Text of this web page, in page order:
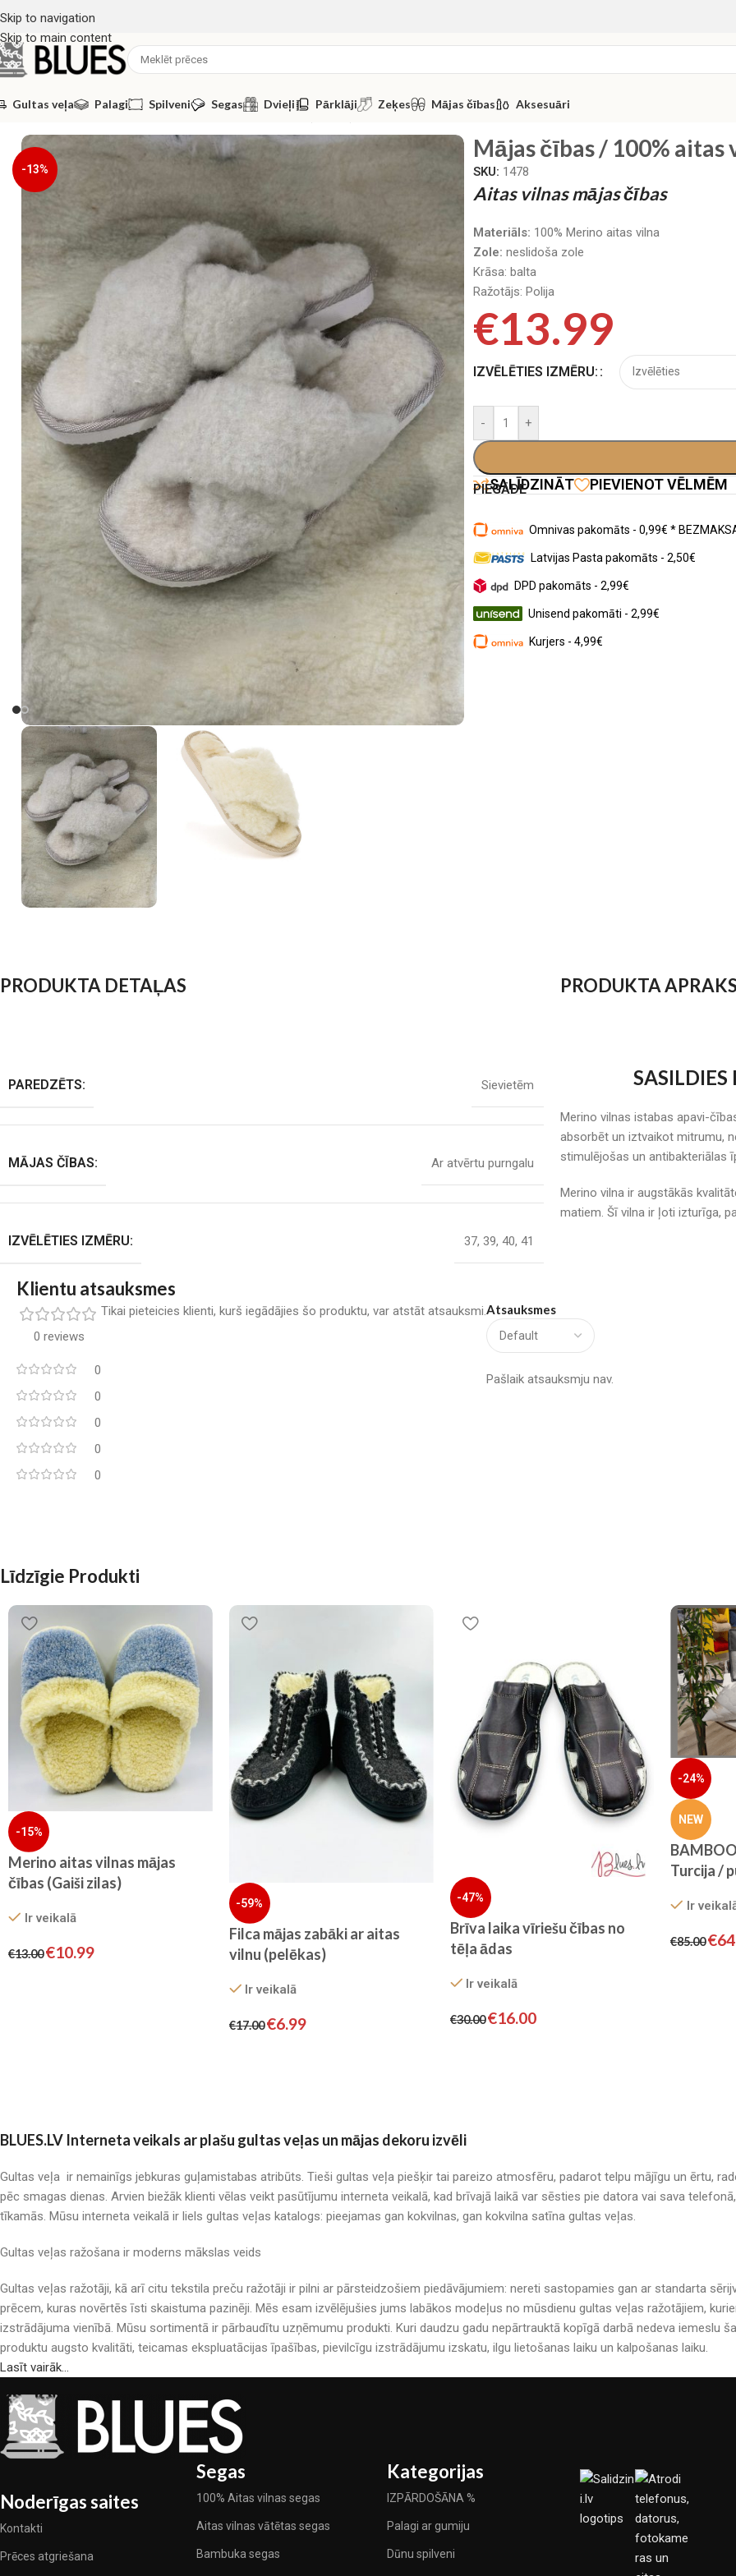
Skip to navigation
Skip to main content
Gultas veļa Palagi Spilveni Segas Dvieļi Pārklāji Zeķes Mājas čības Aksesuāri
Mājas čības Mājas čības / 100% aitas vilna (baltas)
-13%
Mājas čības / 100% aitas
SKU: 1478
Aitas vilnas mājas čības
Materiāls: 100% Merino aitas vilna
Zole: neslidoša zole
Krāsa: balta
Ražotājs: Polija
€13.99
IZVĒLĒTIES IZMĒRU:
- +
SALĪDZINĀT PIEVIENOT VĒLMĒM
PIEGĀDE
Omnivas pakomāts - 0,99€ *
Latvijas Pasta pakomāts - 2,50€
DPD pakomāts - 2,99€
Unisend pakomāti - 2,99€
Kurjers - 4,99€
PRODUKTA DETAĻAS
PAREDZĒTS: Sievietēm
MĀJAS ČĪBAS: Ar atvērtu purngalu
IZVĒLĒTIES IZMĒRU: 37, 39, 40, 41
PRODUKTA
Merino vilnas istabas apavi-
absorbēt un iztvaikot mitrumu,
stimulējošas un antibakteriālas
Merino vilna ir augstākās
matiem. Šī vilna ir ļoti izturīga,
Klientu atsauksmes
0 reviews
0
0
0
0
0
Atsauksmes
Pašlaik atsauksmju nav.
Tikai pieteicies klienti, kurš iegādājies šo produktu, var atstāt atsauksmi.
Līdzīgie Produkti
-15%
Merino aitas vilnas mājas
čības (Gaiši zilas)
Ir veikalā
€13.00€10.99
-59%
Filca mājas zabāki ar aitas
vilnu (pelēkas)
Ir veikalā
€17.00€6.99
-47%
Brīva laika vīriešu čības no
tēļa ādas
Ir veikalā
€30.00 €16.00
-24%
NEW
Turcija /
Ir
€85.00€
BLUES.LV Interneta veikals ar plašu gultas veļas un mājas dekoru izvēli
Gultas veļa ir nemainīgs jebkuras guļamistabas atribūts. Tieši gultas veļa piešķir tai pareizo atmosfēru, padarot telpu mājīgu un ērtu,
pēc smagas dienas. Arvien biežāk klienti vēlas veikt pasūtījumu interneta veikalā, kad brīvajā laikā var sēsties pie datora vai sava
tīkamās. Mūsu interneta veikalā ir liels gultas veļas katalogs: pieejamas gan kokvilnas, gan kokvilna satīna gultas veļas.
Gultas veļas ražošana ir moderns mākslas veids
Gultas veļas ražotāji, kā arī citu tekstila preču ražotāji ir pilni ar pārsteidzošiem piedāvājumiem: nereti sastopamies gan ar standarta
prēcem, kuras novērtēs īsti skaistuma pazinēji. Mēs esam izvēlējušies jums labākos modeļus no mūsdienu gultas veļas ražotājiem,
izstrādājuma vienībā. Mūsu sortimentā ir pārbaudītu uzņēmumu produkti. Kuri daudzu gadu nepārtrauktā kopīgā darbā nedeva iemeslu
produktu augsto kvalitāti, teicamas ekspluatācijas īpašības, pievilcīgu izstrādājumu izskatu, ilgu lietošanas laiku un kalpošanas laiku.
Lasīt vairāk...
Noderīgas saites
Kontakti
Prēces atgriešana
Segas
100% Aitas vilnas segas
Aitas vilnas vātētas segas
Bambuka segas
Kategorijas
IZPĀRDOŠĀNA %
Palagi ar gumiju
Dūnu spilveni